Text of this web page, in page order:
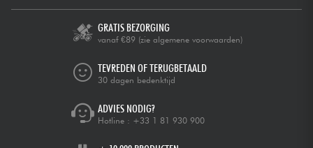
GRATIS BEZORGING
vanaf €89 (zie algemene voorwaarden)
TEVREDEN OF TERUGBETAALD
30 dagen bedenktijd
ADVIES NODIG?
Hotline : +33 1 81 930 900